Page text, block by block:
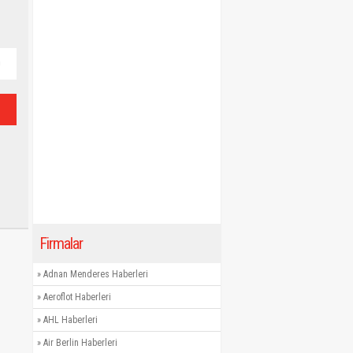
Firmalar
» Adnan Menderes Haberleri
» Aeroflot Haberleri
» AHL Haberleri
» Air Berlin Haberleri